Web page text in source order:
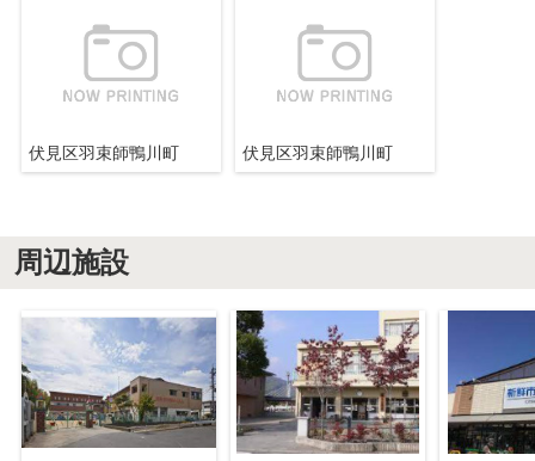
伏見区羽束師鴨川町 伏見区羽束師鴨川町
周辺施設